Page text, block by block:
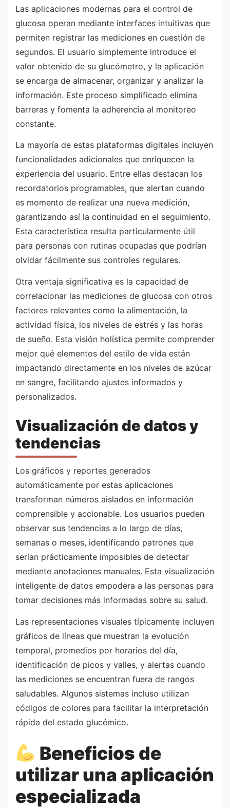
Las aplicaciones modernas para el control de
glucosa operan mediante interfaces intuitivas que
permiten registrar las mediciones en cuestión de
segundos. El usuario simplemente introduce el
valor obtenido de su glucómetro, y la aplicación
se encarga de almacenar, organizar y analizar la
información. Este proceso simplificado elimina
barreras y fomenta la adherencia al monitoreo
constante.
La mayoría de estas plataformas digitales incluyen
funcionalidades adicionales que enriquecen la
experiencia del usuario. Entre ellas destacan los
recordatorios programables, que alertan cuando
es momento de realizar una nueva medición,
garantizando así la continuidad en el seguimiento.
Esta característica resulta particularmente útil
para personas con rutinas ocupadas que podrían
olvidar fácilmente sus controles regulares.
Otra ventaja significativa es la capacidad de
correlacionar las mediciones de glucosa con otros
factores relevantes como la alimentación, la
actividad física, los niveles de estrés y las horas
de sueño. Esta visión holística permite comprender
mejor qué elementos del estilo de vida están
impactando directamente en los niveles de azúcar
en sangre, facilitando ajustes informados y
personalizados.
Visualización de datos y
tendencias
Los gráficos y reportes generados
automáticamente por estas aplicaciones
transforman números aislados en información
comprensible y accionable. Los usuarios pueden
observar sus tendencias a lo largo de días,
semanas o meses, identificando patrones que
serían prácticamente imposibles de detectar
mediante anotaciones manuales. Esta visualización
inteligente de datos empodera a las personas para
tomar decisiones más informadas sobre su salud.
Las representaciones visuales típicamente incluyen
gráficos de líneas que muestran la evolución
temporal, promedios por horarios del día,
identificación de picos y valles, y alertas cuando
las mediciones se encuentran fuera de rangos
saludables. Algunos sistemas incluso utilizan
códigos de colores para facilitar la interpretación
rápida del estado glucémico.
Beneficios de
utilizar una aplicación
especializada